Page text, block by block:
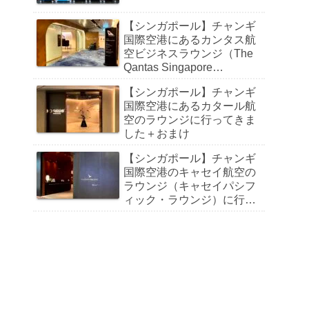
【シンガポール】チャンギ
国際空港にあるカンタス航
空ビジネスラウンジ（The
Qantas Singapore
【シンガポール】チャンギ
国際空港にあるカタール航
空のラウンジに行ってきま
した＋おまけ
【シンガポール】チャンギ
国際空港のキャセイ航空の
ラウンジ（キャセイパシフ
ィック・ラウンジ）に行っ